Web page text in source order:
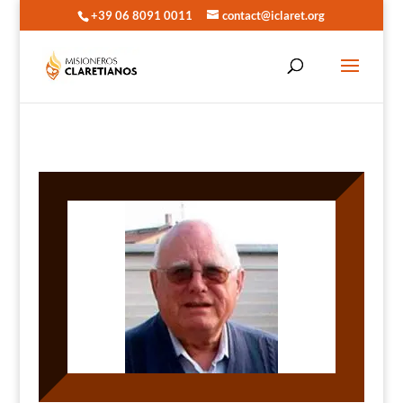
+39 06 8091 0011 contact@iclaret.org